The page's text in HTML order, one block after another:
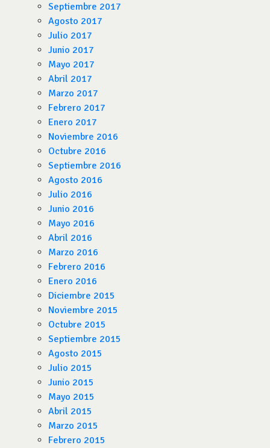
Septiembre 2017
Agosto 2017
Julio 2017
Junio 2017
Mayo 2017
Abril 2017
Marzo 2017
Febrero 2017
Enero 2017
Noviembre 2016
Octubre 2016
Septiembre 2016
Agosto 2016
Julio 2016
Junio 2016
Mayo 2016
Abril 2016
Marzo 2016
Febrero 2016
Enero 2016
Diciembre 2015
Noviembre 2015
Octubre 2015
Septiembre 2015
Agosto 2015
Julio 2015
Junio 2015
Mayo 2015
Abril 2015
Marzo 2015
Febrero 2015